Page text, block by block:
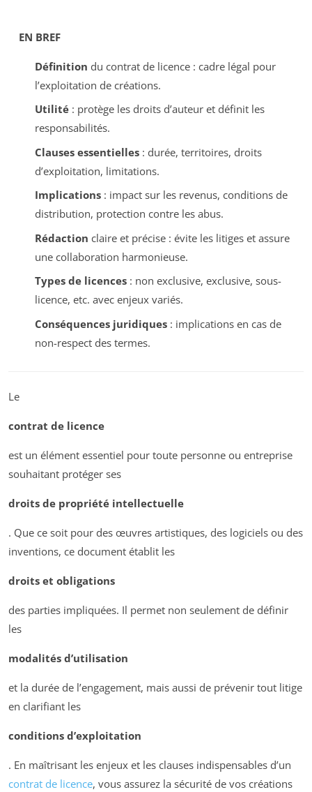
EN BREF
Définition du contrat de licence : cadre légal pour
l’exploitation de créations.
Utilité: protège les droits d’auteur et définit les
responsabilités.
Clauses essentielles: durée, territoires, droits
d’exploitation, limitations.
Implications: impact sur les revenus, conditions de
distribution, protection contre les abus.
Rédaction claire et précise : évite les litiges et assure
une collaboration harmonieuse.
Types de licences: non exclusive, exclusive, sous-
licence, etc. avec enjeux variés.
Conséquences juridiques: implications en cas de
non-respect des termes.
Le
contrat de licence
est un élément essentiel pour toute personne ou entreprise
souhaitant protéger ses
droits de propriété intellectuelle
. Que ce soit pour des œuvres artistiques, des logiciels ou des
inventions, ce document établit les
droits et obligations
des parties impliquées. Il permet non seulement de définir
les
modalités d’utilisation
et la durée de l’engagement, mais aussi de prévenir tout litige
en clarifiant les
conditions d’exploitation
. En maîtrisant les enjeux et les clauses indispensables d’un
contrat de licence, vous assurez la sécurité de vos créations